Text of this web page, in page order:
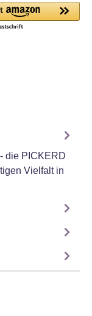
die PICKERD
Vielfalt in